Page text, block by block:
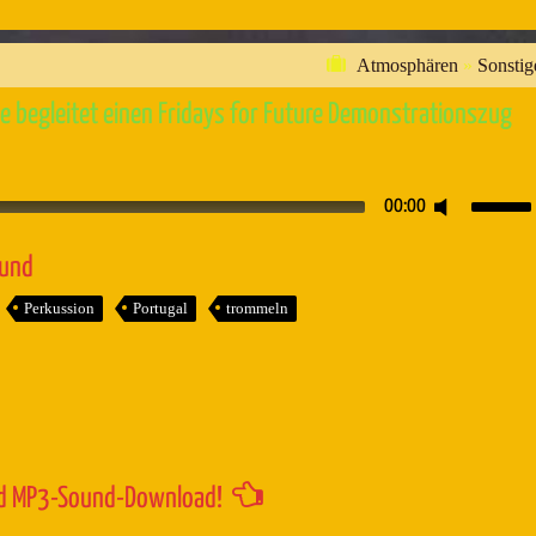
Atmosphären »
begleitet einen Fridays for Future Demonstrationszug
00:00
Perkussion Portugal trommeln
Sound-Download!